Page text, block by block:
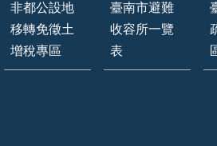
非都公設地
移轉免徵土
增稅專區
臺南市避難
收容所一覽
表